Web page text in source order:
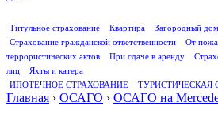
Титульное страхование
Квартира Загородный дом
Страхование гражданской ответственности
От
террористических актов
При сдаче в аренду
лиц
Яхты и катера
ИПОТЕЧНОЕ СТРАХОВАНИЕ
ТУРИСТИЧЕСКАЯ
Главная › ОСАГО › ОСАГО на